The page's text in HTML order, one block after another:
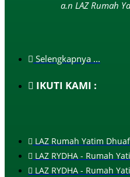
a.n LAZ Rumah
Selengkapnya ...
IKUTI KAMI :
LAZ Rumah Yatim
LAZ RYDHA - Rumah
LAZ RYDHA - Rumah